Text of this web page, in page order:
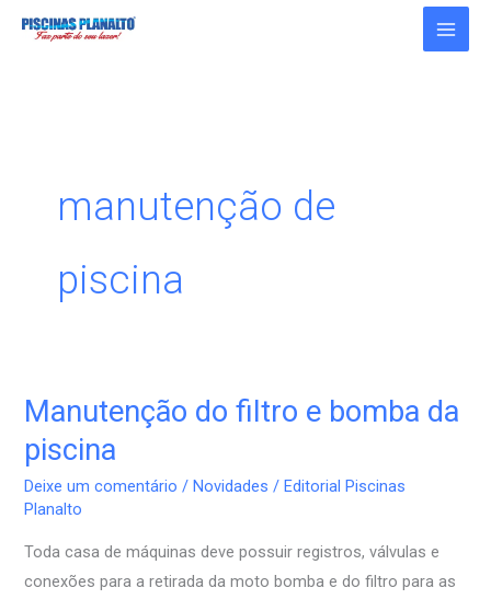
manutenção de
piscina
Manutenção do filtro e bomba da
piscina
Deixe um comentário /Novidades /Editorial Piscinas
Planalto
Toda casa de máquinas deve possuir registros, válvulas e
conexões para a retirada da moto bomba e do filtro para as
Manutenção
filtro
e
da
piscina